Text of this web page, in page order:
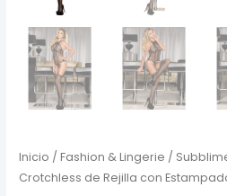
Inicio /Fashion & Lingerie /
Crotchless de Rejilla con